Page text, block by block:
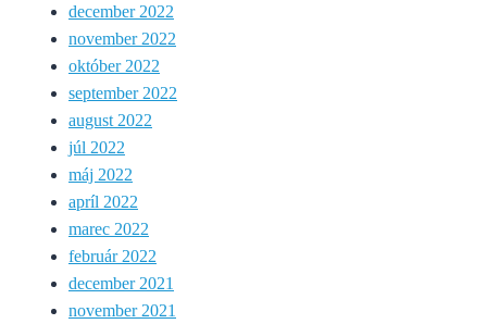
december 2022
november 2022
október 2022
september 2022
august 2022
júl 2022
máj 2022
apríl 2022
marec 2022
február 2022
december 2021
november 2021